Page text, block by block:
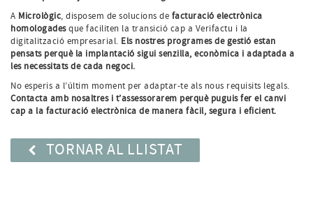
A Micrològic, disposem de solucions de facturació electrònica
homologadesque faciliten la transició cap a Verifactu i la
digitalització empresarial. Els nostres programes de gestió estan
pensats perquè la implantació sigui senzilla, econòmica i adaptada a
les necessitats de cada negoci.
No esperis a l’últim moment per adaptar-te als nous requisits legals.
Contacta amb nosaltres i t’assessorarem perquè puguis fer el canvi
cap a la facturació electrònica de manera fàcil, segura i eficient.
TORNAR AL LLISTAT